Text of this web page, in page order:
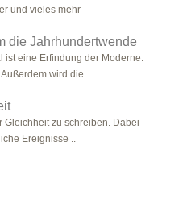
und vieles mehr
die Jahrhundertwende
ist eine Erfindung der Moderne.
wird die ..
Gleichheit zu schreiben. Dabei
Ereignisse ..